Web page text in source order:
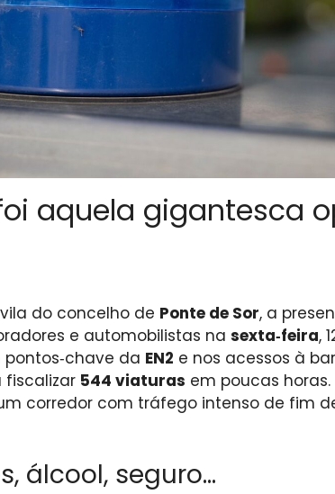
aquela gigantesca
do concelho de Ponte de Sor, a
e automobilistas na sexta‑feira,
da EN2 e nos acessos à
fiscalizar 544 viaturas em poucas
corredor com tráfego intenso de fim
álcool, seguro…